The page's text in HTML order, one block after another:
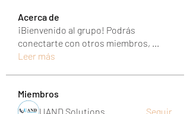
Acerca de
¡Bienvenido al grupo! Podrás
conectarte con otros miembros, ...
Leer más
Miembros
UAND Solutions
Seguir